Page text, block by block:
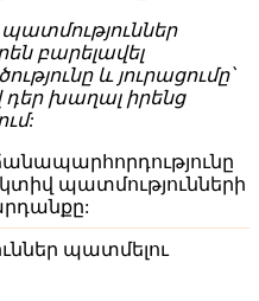
բարելավել
և յուրացումը՝
դեր խաղալ իրենց
պատմությունների
պատմելու